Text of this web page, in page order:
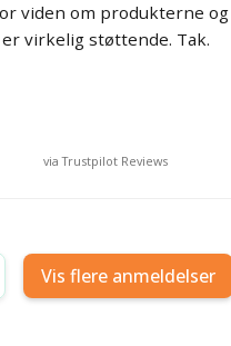
viden om produkterne og
er virkelig støttende. Tak.
via Trustpilot Reviews
Vis flere anmeldelser